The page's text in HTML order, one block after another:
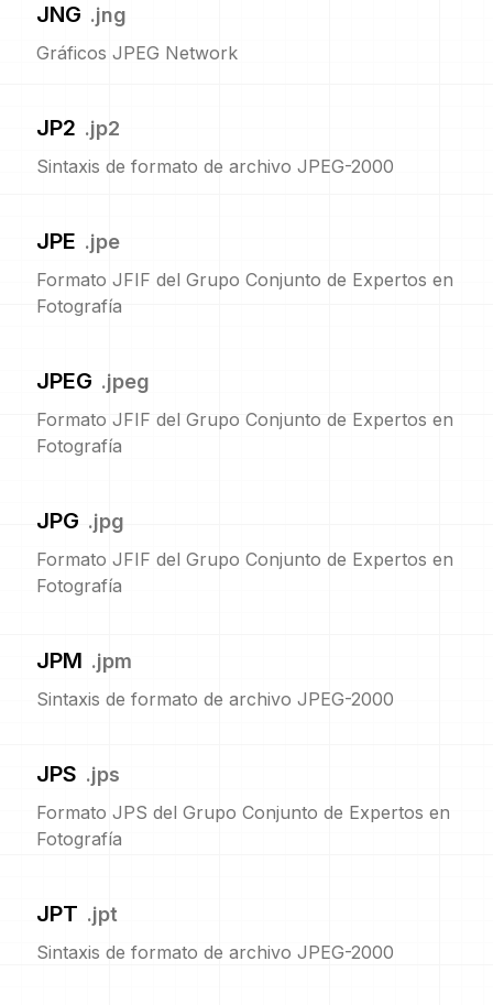
JNG .jng
Gráficos JPEG Network
JP2 .jp2
Sintaxis de formato de archivo JPEG-2000
JPE .jpe
Formato JFIF del Grupo Conjunto de Expertos en
Fotografía
JPEG .jpeg
Formato JFIF del Grupo Conjunto de Expertos en
Fotografía
JPG .jpg
Formato JFIF del Grupo Conjunto de Expertos en
Fotografía
JPM .jpm
Sintaxis de formato de archivo JPEG-2000
JPS .jps
Formato JPS del Grupo Conjunto de Expertos en
Fotografía
JPT .jpt
Sintaxis de formato de archivo JPEG-2000